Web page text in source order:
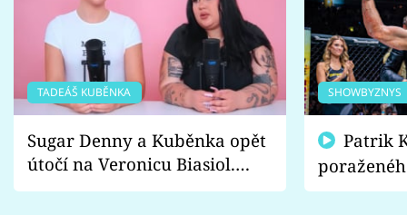
TADEÁŠ KUBĚNKA
Sugar Denny a Kuběnka opět
útočí na Veronicu Biasiol.
Proč je podle nich falešná a
SHOWBYZNYS
fanoušci